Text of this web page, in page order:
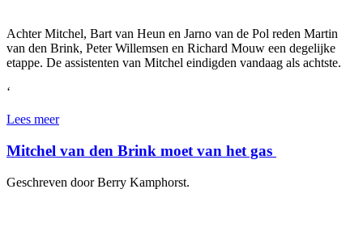
Achter Mitchel, Bart van Heun en Jarno van de Pol reden Martin
van den Brink, Peter Willemsen en Richard Mouw een degelijke
etappe. De assistenten van Mitchel eindigden vandaag als achtste.
‘
Lees meer
Mitchel van den Brink moet van het gas
Geschreven door Berry Kamphorst.